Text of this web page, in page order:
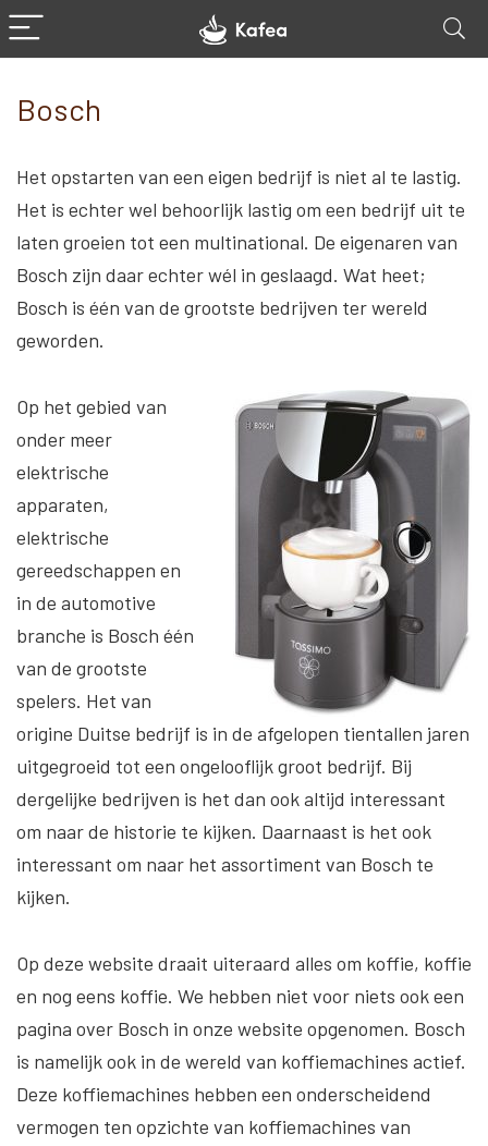
Bosch
Het opstarten van een eigen bedrijf is niet al te lastig.
Het is echter wel behoorlijk lastig om een bedrijf uit te
laten groeien tot een multinational. De eigenaren van
Bosch zijn daar echter wél in geslaagd. Wat heet;
Bosch is één van de grootste bedrijven ter wereld
geworden.
Op het gebied van
onder meer
elektrische
apparaten,
elektrische
gereedschappen en
in de automotive
branche is Bosch één
van de grootste
spelers. Het van
origine Duitse bedrijf is in de afgelopen tientallen jaren
uitgegroeid tot een ongelooflijk groot bedrijf. Bij
dergelijke bedrijven is het dan ook altijd interessant
om naar de historie te kijken. Daarnaast is het ook
interessant om naar het assortiment van Bosch te
kijken.
Op deze website draait uiteraard alles om koffie, koffie
en nog eens koffie. We hebben niet voor niets ook een
pagina over Bosch in onze website opgenomen. Bosch
is namelijk ook in de wereld van koffiemachines actief.
Deze koffiemachines hebben een onderscheidend
vermogen ten opzichte van koffiemachines van